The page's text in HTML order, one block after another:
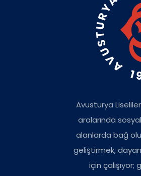
Avusturya
aralarında
alanlarda bağ
geliştirmek,
için